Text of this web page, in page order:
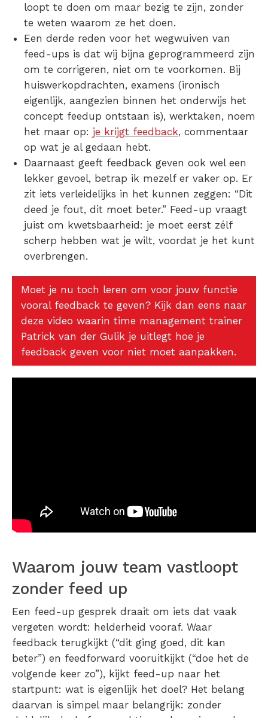
loopt te doen om maar bezig te zijn, zonder
te weten waarom ze het doen.
Een derde reden voor het wegwuiven van
feed-ups is dat wij bijna geprogrammeerd zijn
om te corrigeren, niet om te voorkomen. Bij
huiswerkopdrachten, examens (ironisch
eigenlijk, aangezien binnen het onderwijs het
concept feedup ontstaan is), werktaken, noem
het maar op: je krijgt feedback, commentaar
op wat je al gedaan hebt.
Daarnaast geeft feedback geven ook wel een
lekker gevoel, betrap ik mezelf er vaker op. Er
zit iets verleidelijks in het kunnen zeggen: “Dit
deed je fout, dit moet beter.” Feed-up vraagt
juist om kwetsbaarheid: je moet eerst zélf
scherp hebben wat je wilt, voordat je het kunt
overbrengen.
Moet je nu toch leren om voor jouw functie
vooral feedback te geven? Kijk dan eens naar
deze video waarin time management trainer
Patrick van der Gulik je uitlegt hoe je
feedback geven voor niet moet aanpakken.
Waarom jouw team vastloopt
zonder feed up
Een feed-up gesprek draait om iets dat vaak
vergeten wordt: helderheid vooraf. Waar
feedback terugkijkt (“dit ging goed, dit kan
beter”) en feedforward vooruitkijkt (“doe het de
volgende keer zo”), kijkt feed-up naar het
startpunt: wat is eigenlijk het doel? Het belang
daarvan is simpel maar belangrijk: zonder